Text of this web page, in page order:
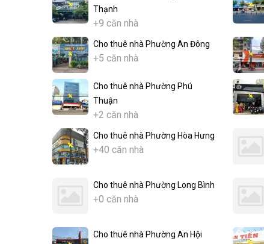
Thạnh
+9 căn nhà
Cho thuê nhà Phường An Đông
+5 căn nhà
Cho thuê nhà Phường Phú
Thuận
+2 căn nhà
Cho thuê nhà Phường Hòa Hưng
+40 căn nhà
Cho thuê nhà Phường Long Bình
+0 căn nhà
Cho thuê nhà Phường An Hội